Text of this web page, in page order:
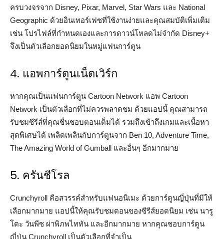
ครบวงจรจาก Disney, Pixar, Marvel, Star Wars และ National
Geographic ด้วยอินเทอร์เฟซที่ใช้งานง่ายและคุณสมบัติเพิ่มเติม
เช่น โปรไฟล์ที่กำหนดเองและการดาวน์โหลดไม่จำกัด Disney+
จึงเป็นตัวเลือกยอดนิยมในหมู่แฟนการ์ตูน
4. แอพการ์ตูนเน็ตเวิร์ก
หากคุณเป็นแฟนการ์ตูน Cartoon Network แอพ Cartoon
Network เป็นตัวเลือกที่ไม่ควรพลาดชม ด้วยแอปนี้ คุณสามารถ
รับชมซีรีส์ที่คุณชื่นชอบตอนเต็มได้ รวมถึงเข้าถึงเกมและเนื้อหา
สุดพิเศษได้ เพลิดเพลินกับการ์ตูนจาก Ben 10, Adventure Time,
The Amazing World of Gumball และอื่นๆ อีกมากมาย
5. ครันชีโรล
Crunchyroll คือสวรรค์สำหรับแฟนอนิเมะ ด้วยการ์ตูนญี่ปุ่นที่มีให้
เลือกมากมาย แอปนี้ให้คุณรับชมตอนของซีรีส์ยอดนิยม เช่น นารู
โตะ วันพีซ ผ่าพิภพไททัน และอีกมากมาย หากคุณชอบการ์ตูน
ญี่ปุ่น Crunchyroll เป็นตัวเลือกที่จำเป็น